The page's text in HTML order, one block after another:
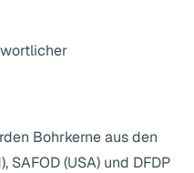
Bohrkerne aus den
SAFOD (USA) und DFDP